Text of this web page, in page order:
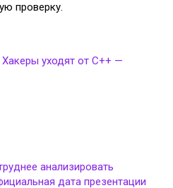
проверку.
Хакеры уходят от C++ —
анализировать
дата презентации